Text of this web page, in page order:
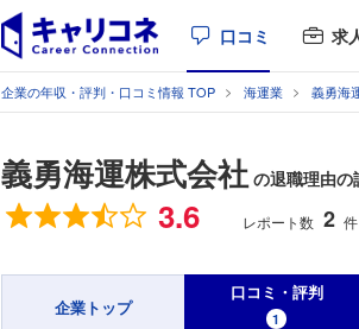
口コミ 求
企業の年収・評判・口コミ情報 TOP 海運業 義勇海
義勇海運株式会社 の退職理由
総合評価
3.6 レポート数 2 件
企業トップ
口コミ・評判
1